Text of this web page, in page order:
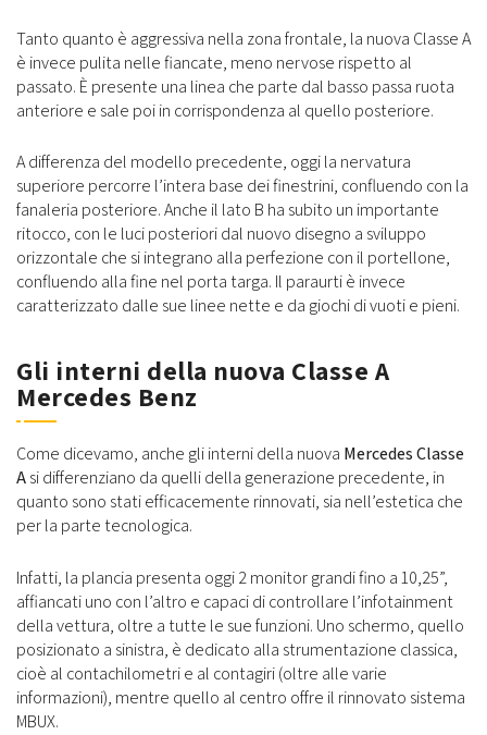
Tanto quanto è aggressiva nella zona frontale, la nuova Classe A
è invece pulita nelle fiancate, meno nervose rispetto al
passato. È presente una linea che parte dal basso passa ruota
anteriore e sale poi in corrispondenza al quello posteriore.
A differenza del modello precedente, oggi la nervatura
superiore percorre l’intera base dei finestrini, confluendo con la
fanaleria posteriore. Anche il lato B ha subito un importante
ritocco, con le luci posteriori dal nuovo disegno a sviluppo
orizzontale che si integrano alla perfezione con il portellone,
confluendo alla fine nel porta targa. Il paraurti è invece
caratterizzato dalle sue linee nette e da giochi di vuoti e pieni.
Gli interni della nuova Classe A
Mercedes Benz
Come dicevamo, anche gli interni della nuova Mercedes Classe
Asi differenziano da quelli della generazione precedente, in
quanto sono stati efficacemente rinnovati, sia nell’estetica che
per la parte tecnologica.
Infatti, la plancia presenta oggi 2 monitor grandi fino a 10,25”,
affiancati uno con l’altro e capaci di controllare l’infotainment
della vettura, oltre a tutte le sue funzioni. Uno schermo, quello
posizionato a sinistra, è dedicato alla strumentazione classica,
cioè al contachilometri e al contagiri (oltre alle varie
informazioni), mentre quello al centro offre il rinnovato sistema
MBUX.